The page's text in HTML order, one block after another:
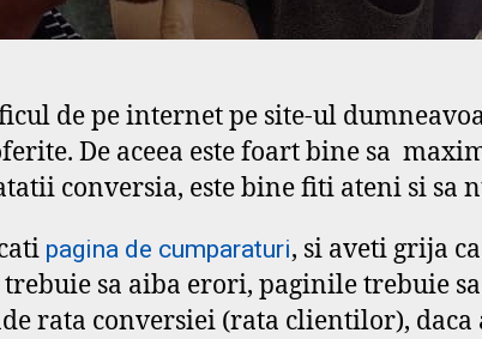
de pe internet pe site-ul
De aceea este foart bine sa
conversia, este bine fiti ateni si sa
pagina de cumparaturi, si aveti grija
sa aiba erori, paginile trebuie
rata conversiei (rata clientilor),